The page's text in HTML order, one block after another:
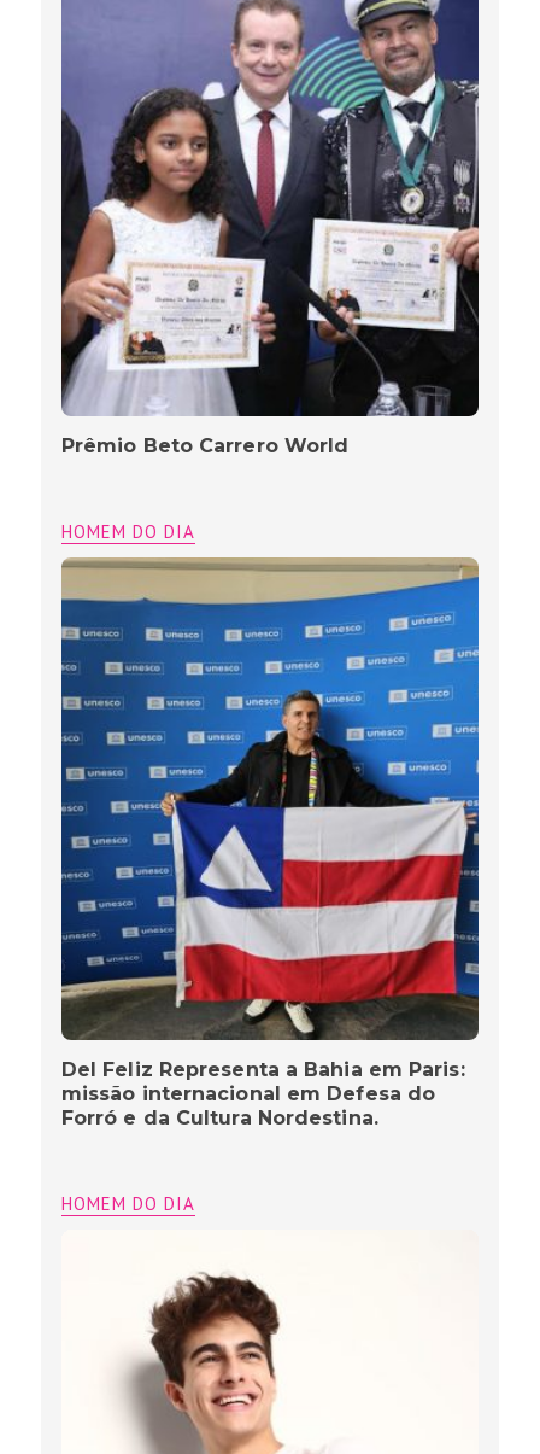
Prêmio Beto Carrero World
HOMEM DO DIA
Del Feliz Representa a Bahia em Paris:
missão internacional em Defesa do
Forró e da Cultura Nordestina.
HOMEM DO DIA